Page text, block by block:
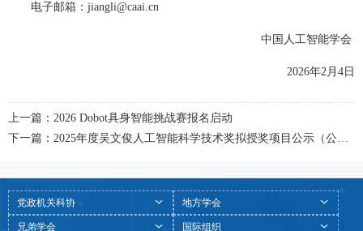
电子邮箱：jiangli@caai.cn
中国人工智能学会
2026年2月4日
上一篇：2026 Dobot具身智能挑战赛报名启动
下一篇：2025年度吴文俊人工智能科学技术奖拟授奖项目公示（公示已结束）
党政机关科协 地方学会
兄弟学会 国际组织